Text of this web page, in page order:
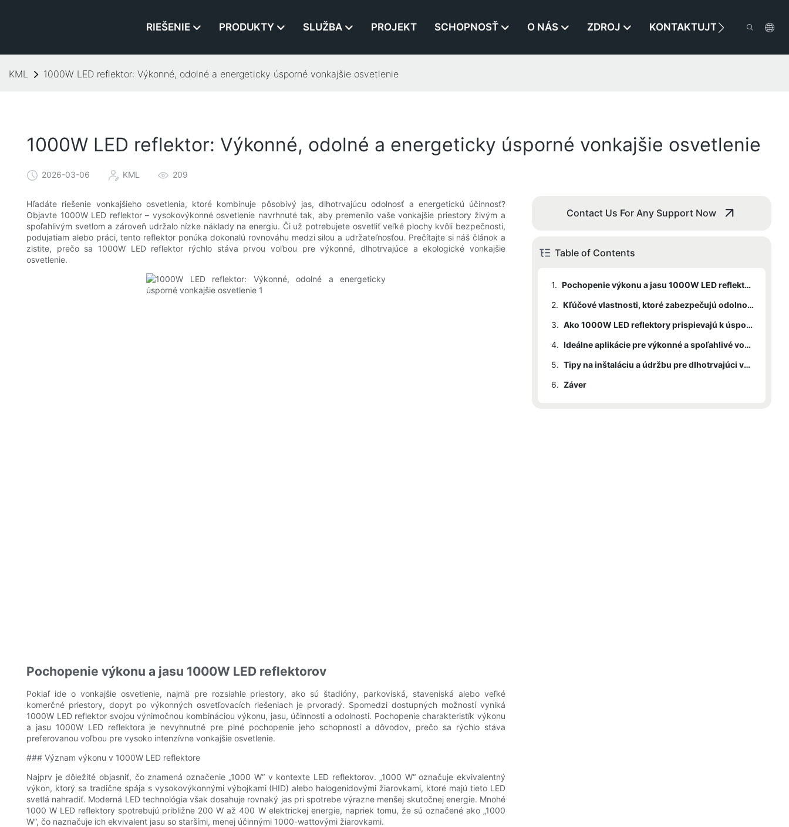
RIEŠENIE PRODUKTY SLUŽBA PROJEKT SCHOPNOSŤ O NÁS ZDROJ KONTAKTUJTE NÁS
KML 1000W LED reflektor: Výkonné, odolné a energeticky úsporné vonkajšie osvetlenie
1000W LED reflektor: Výkonné, odolné a energeticky úsporné vonkajšie osvetlenie
2026-03-06 KML 209
Hľadáte riešenie vonkajšieho osvetlenia, ktoré kombinuje pôsobivý jas, dlhotrvajúcu odolnosť a energetickú účinnosť?
Objavte 1000W LED reflektor – vysokovýkonné osvetlenie navrhnuté tak, aby premenilo vaše vonkajšie priestory živým a
spoľahlivým svetlom a zároveň udržalo nízke náklady na energiu. Či už potrebujete osvetliť veľké plochy kvôli bezpečnosti,
podujatiam alebo práci, tento reflektor ponúka dokonalú rovnováhu medzi silou a udržateľnosťou. Prečítajte si náš článok a
zistite, prečo sa 1000W LED reflektor rýchlo stáva prvou voľbou pre výkonné, dlhotrvajúce a ekologické vonkajšie
osvetlenie.
Pochopenie výkonu a jasu 1000W LED reflektorov
Pokiaľ ide o vonkajšie osvetlenie, najmä pre rozsiahle priestory, ako sú štadióny, parkoviská, staveniská alebo veľké
komerčné priestory, dopyt po výkonných osvetľovacích riešeniach je prvoradý. Spomedzi dostupných možností vyniká
1000W LED reflektor svojou výnimočnou kombináciou výkonu, jasu, účinnosti a odolnosti. Pochopenie charakteristík výkonu
a jasu 1000W LED reflektora je nevyhnutné pre plné pochopenie jeho schopností a dôvodov, prečo sa rýchlo stáva
preferovanou voľbou pre vysoko intenzívne vonkajšie osvetlenie.
### Význam výkonu v 1000W LED reflektore
Najprv je dôležité objasniť, čo znamená označenie „1000 W“ v kontexte LED reflektorov. „1000 W“ označuje ekvivalentný
výkon, ktorý sa tradične spája s vysokovýkonnými výbojkami (HID) alebo halogenidovými žiarovkami, ktoré majú tieto LED
svetlá nahradiť. Moderná LED technológia však dosahuje rovnaký jas pri spotrebe výrazne menšej skutočnej energie. Mnohé
1000 W LED reflektory spotrebujú približne 200 W až 400 W elektrickej energie, napriek tomu, že sú označené ako „1000
W“, čo naznačuje ich ekvivalent jasu so staršími, menej účinnými 1000-wattovými žiarovkami.
Contact Us For Any Support Now
Table of Contents
1.
Pochopenie výkonu a jasu 1000W LED reflektorov
2.
Kľúčové vlastnosti, ktoré zabezpečujú odolnosť vonkajšieho osvetlenia
3.
Ako 1000W LED reflektory prispievajú k úsporám energie
4.
Ideálne aplikácie pre výkonné a spoľahlivé vonkajšie osvetlenie
5.
Tipy na inštaláciu a údržbu pre dlhotrvajúci výkon
6. Záver